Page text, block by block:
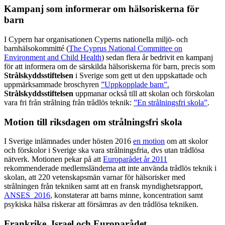
Kampanj som informerar om hälsoriskerna för
barn
I Cypern har organisationen Cyperns nationella miljö- och
barnhälsokommitté (The Cyprus National Committee on
Environment and Child Health) sedan flera år bedrivit en kampanj
för att informera om de särskilda hälsoriskerna för barn, precis som
Strålskyddsstiftelsen i Sverige som gett ut den uppskattade och
uppmärksammade broschyren ”Uppkopplade barn”.
Strålskyddsstiftelsen uppmanar också till att skolan och förskolan
vara fri från strålning från trådlös teknik: ”En strålningsfri skola”.
Motion till riksdagen om strålningsfri skola
I Sverige inlämnades under hösten 2016 en motion om att skolor
och förskolor i Sverige ska vara strålningsfria, dvs utan trådlösa
nätverk. Motionen pekar på att Europarådet år 2011
rekommenderade medlemsländerna att inte använda trådlös teknik i
skolan, att 220 vetenskapsmän varnar för hälsorisker med
strålningen från tekniken samt att en fransk myndighetsrapport,
ANSES 2016, konstaterar att barns minne, koncentration samt
psykiska hälsa riskerar att försämras av den trådlösa tekniken.